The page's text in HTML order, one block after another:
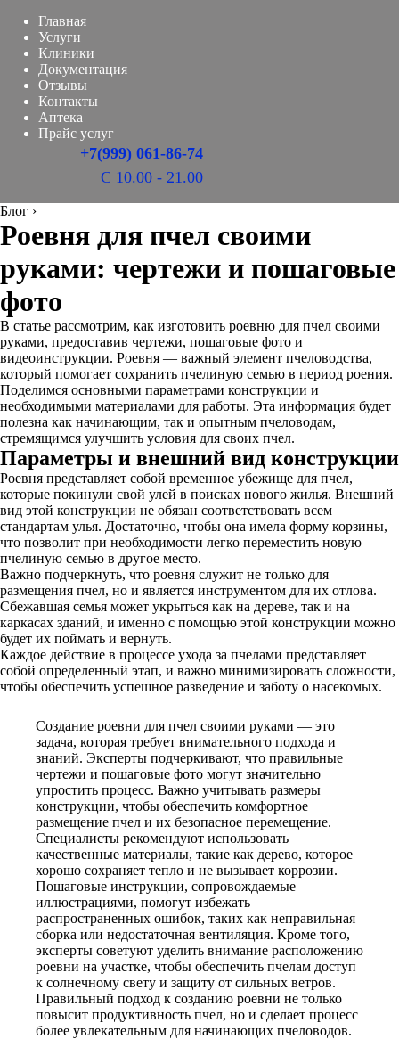
Главная
Услуги
Клиники
Документация
Отзывы
Контакты
Аптека
Прайс услуг
+7(999) 061-86-74
С 10.00 - 21.00
Блог ›
Роевня для пчел своими
руками: чертежи и пошаговые
фото
В статье рассмотрим, как изготовить роевню для пчел своими
руками, предоставив чертежи, пошаговые фото и
видеоинструкции. Роевня — важный элемент пчеловодства,
который помогает сохранить пчелиную семью в период роения.
Поделимся основными параметрами конструкции и
необходимыми материалами для работы. Эта информация будет
полезна как начинающим, так и опытным пчеловодам,
стремящимся улучшить условия для своих пчел.
Параметры и внешний вид конструкции
Роевня представляет собой временное убежище для пчел,
которые покинули свой улей в поисках нового жилья. Внешний
вид этой конструкции не обязан соответствовать всем
стандартам улья. Достаточно, чтобы она имела форму корзины,
что позволит при необходимости легко переместить новую
пчелиную семью в другое место.
Важно подчеркнуть, что роевня служит не только для
размещения пчел, но и является инструментом для их отлова.
Сбежавшая семья может укрыться как на дереве, так и на
каркасах зданий, и именно с помощью этой конструкции можно
будет их поймать и вернуть.
Каждое действие в процессе ухода за пчелами представляет
собой определенный этап, и важно минимизировать сложности,
чтобы обеспечить успешное разведение и заботу о насекомых.
Создание роевни для пчел своими руками — это
задача, которая требует внимательного подхода и
знаний. Эксперты подчеркивают, что правильные
чертежи и пошаговые фото могут значительно
упростить процесс. Важно учитывать размеры
конструкции, чтобы обеспечить комфортное
размещение пчел и их безопасное перемещение.
Специалисты рекомендуют использовать
качественные материалы, такие как дерево, которое
хорошо сохраняет тепло и не вызывает коррозии.
Пошаговые инструкции, сопровождаемые
иллюстрациями, помогут избежать
распространенных ошибок, таких как неправильная
сборка или недостаточная вентиляция. Кроме того,
эксперты советуют уделить внимание расположению
роевни на участке, чтобы обеспечить пчелам доступ
к солнечному свету и защиту от сильных ветров.
Правильный подход к созданию роевни не только
повысит продуктивность пчел, но и сделает процесс
более увлекательным для начинающих пчеловодов.